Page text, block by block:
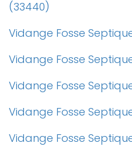
(33440)
Vidange Fosse Septique
Vidange Fosse Septique
Vidange Fosse
Vidange Fosse
Vidange Fosse